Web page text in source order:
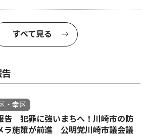
すべて見る
・幸区
告 犯罪に強いまちへ！川崎市の防
ラ施策が前進 公明党川崎市議会議